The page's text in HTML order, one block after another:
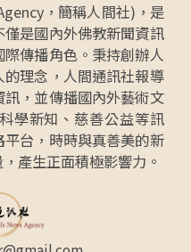
，簡稱人間社)，是
是國內外佛教新聞資訊
傳播角色。秉持創辦人
理念，人間通訊社報導
，並傳播國內外藝術文
學新知、慈善公益等訊
台，時時與真善美的新
產生正面積極影響力。